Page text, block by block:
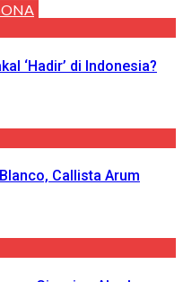
‘Hadir’ di Indonesia?
Callista Arum